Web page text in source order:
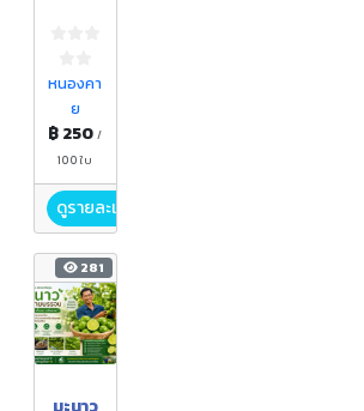
หนองคา
ย
฿ 250/
100 ใบ
ดูรายละเอียด
281